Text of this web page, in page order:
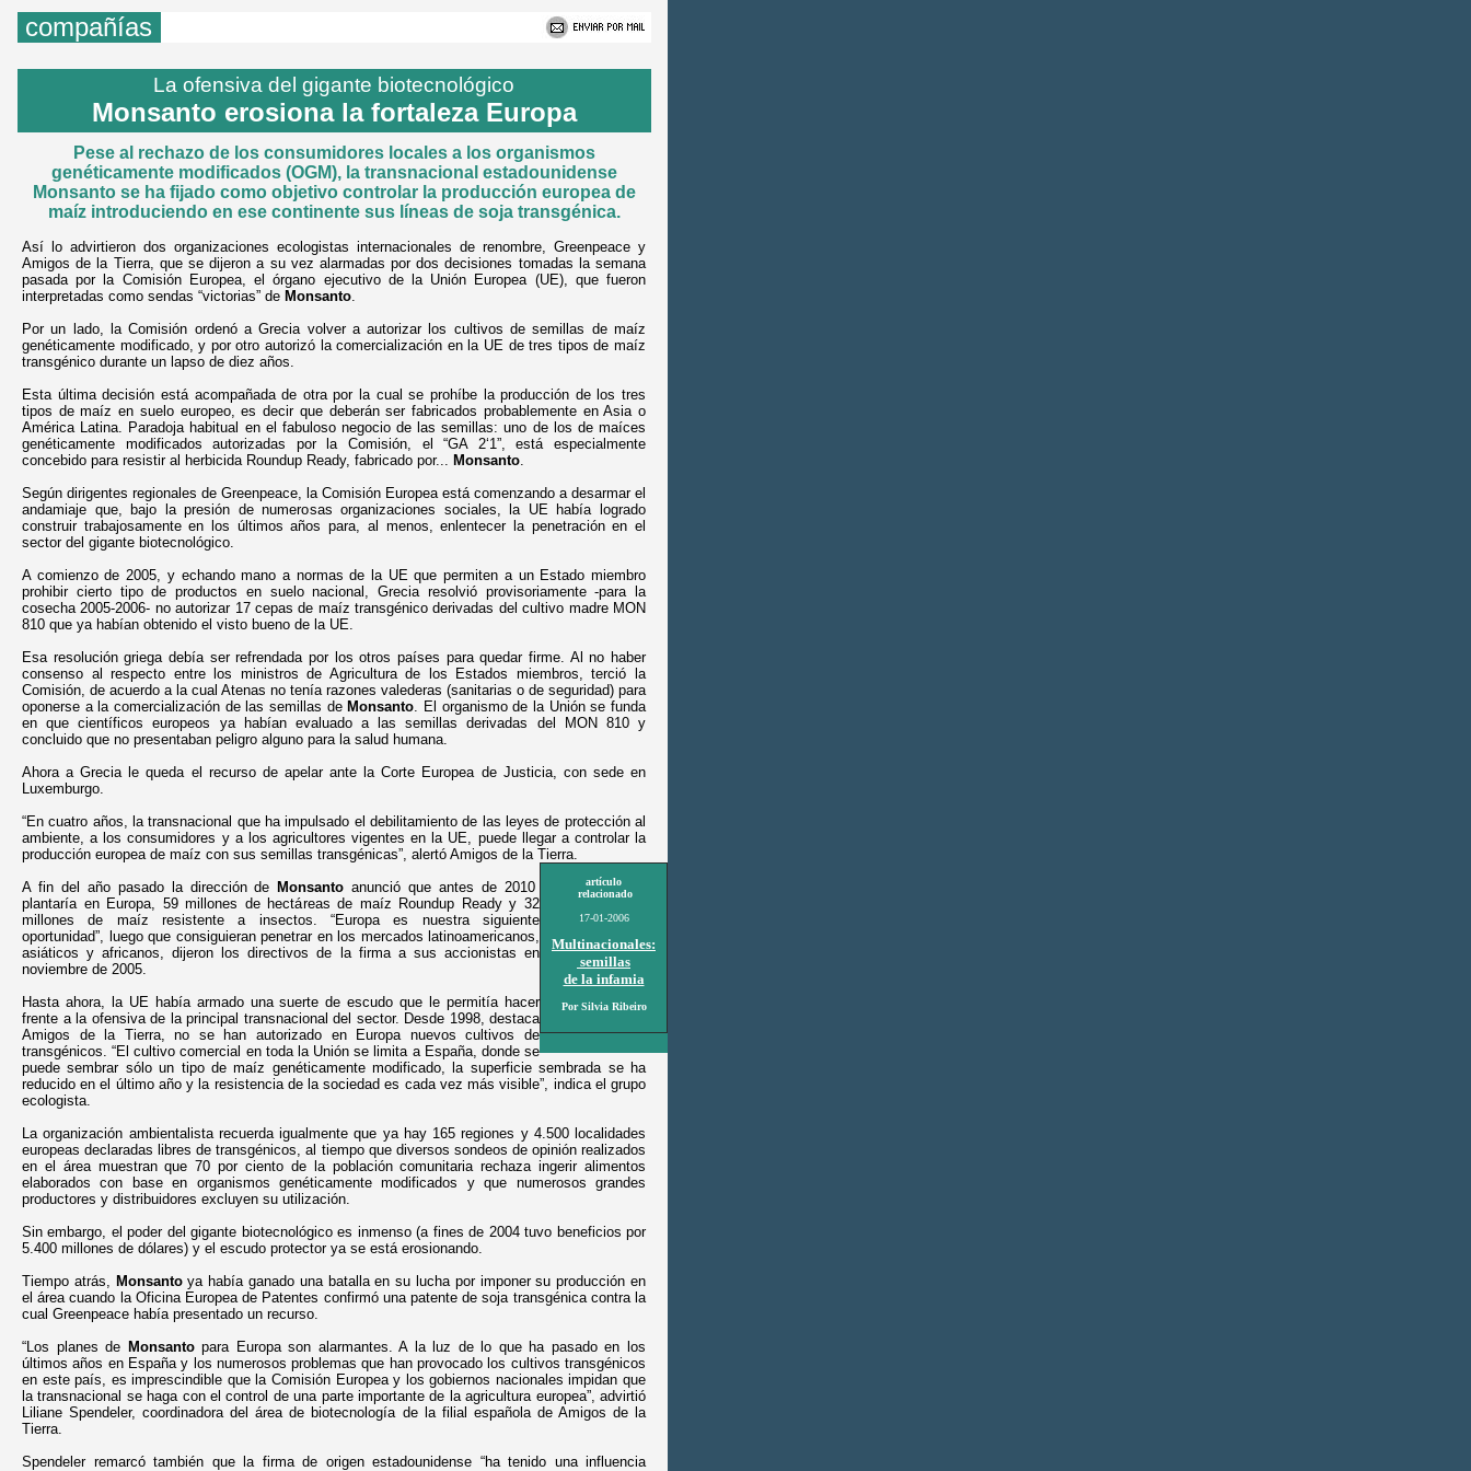
compañías
La ofensiva del gigante biotecnológico
Monsanto erosiona la fortaleza Europa
Pese al rechazo de los consumidores locales a los organismos
genéticamente modificados (OGM), la transnacional estadounidense
Monsanto se ha fijado como objetivo controlar la producción europea de
maíz introduciendo en ese continente sus líneas de soja transgénica.
Así lo advirtieron dos organizaciones ecologistas internacionales de renombre, Greenpeace y
Amigos de la Tierra, que se dijeron a su vez alarmadas por dos decisiones tomadas la semana
pasada por la Comisión Europea, el órgano ejecutivo de la Unión Europea (UE), que fueron
interpretadas como sendas “victorias” de Monsanto.
Por un lado, la Comisión ordenó a Grecia volver a autorizar los cultivos de semillas de maíz
genéticamente modificado, y por otro autorizó la comercialización en la UE de tres tipos de maíz
transgénico durante un lapso de diez años.
Esta última decisión está acompañada de otra por la cual se prohíbe la producción de los tres
tipos de maíz en suelo europeo, es decir que deberán ser fabricados probablemente en Asia o
América Latina. Paradoja habitual en el fabuloso negocio de las semillas: uno de los de maíces
genéticamente modificados autorizadas por la Comisión, el “GA 2‘1”, está especialmente
concebido para resistir al herbicida Roundup Ready, fabricado por... Monsanto.
Según dirigentes regionales de Greenpeace, la Comisión Europea está comenzando a desarmar el
andamiaje que, bajo la presión de numerosas organizaciones sociales, la UE había logrado
construir trabajosamente en los últimos años para, al menos, enlentecer la penetración en el
sector del gigante biotecnológico.
A comienzo de 2005, y echando mano a normas de la UE que permiten a un Estado miembro
prohibir cierto tipo de productos en suelo nacional, Grecia resolvió provisoriamente -para la
cosecha 2005-2006- no autorizar 17 cepas de maíz transgénico derivadas del cultivo madre MON
810 que ya habían obtenido el visto bueno de la UE.
Esa resolución griega debía ser refrendada por los otros países para quedar firme. Al no haber
consenso al respecto entre los ministros de Agricultura de los Estados miembros, terció la
Comisión, de acuerdo a la cual Atenas no tenía razones valederas (sanitarias o de seguridad) para
oponerse a la comercialización de las semillas de Monsanto. El organismo de la Unión se funda
en que científicos europeos ya habían evaluado a las semillas derivadas del MON 810 y
concluido que no presentaban peligro alguno para la salud humana.
Ahora a Grecia le queda el recurso de apelar ante la Corte Europea de Justicia, con sede en
Luxemburgo.
“En cuatro años, la transnacional que ha impulsado el debilitamiento de las leyes de protección al
ambiente, a los consumidores y a los agricultores vigentes en la UE, puede llegar a controlar la
producción europea de maíz con sus semillas transgénicas”, alertó Amigos de la Tierra.
artículo
relacionado
17-01-2006
Multinacionales:
semillas
de la infamia
Por Silvia Ribeiro
A fin del año pasado la dirección de Monsanto anunció que antes de 2010
plantaría en Europa, 59 millones de hectáreas de maíz Roundup Ready y 32
millones de maíz resistente a insectos. “Europa es nuestra siguiente
oportunidad”, luego que consiguieran penetrar en los mercados latinoamericanos,
asiáticos y africanos, dijeron los directivos de la firma a sus accionistas en
noviembre de 2005.
Hasta ahora, la UE había armado una suerte de escudo que le permitía hacer
frente a la ofensiva de la principal transnacional del sector. Desde 1998, destaca
Amigos de la Tierra, no se han autorizado en Europa nuevos cultivos de
transgénicos. “El cultivo comercial en toda la Unión se limita a España, donde se
puede sembrar sólo un tipo de maíz genéticamente modificado, la superficie sembrada se ha
reducido en el último año y la resistencia de la sociedad es cada vez más visible”, indica el grupo
ecologista.
La organización ambientalista recuerda igualmente que ya hay 165 regiones y 4.500 localidades
europeas declaradas libres de transgénicos, al tiempo que diversos sondeos de opinión realizados
en el área muestran que 70 por ciento de la población comunitaria rechaza ingerir alimentos
elaborados con base en organismos genéticamente modificados y que numerosos grandes
productores y distribuidores excluyen su utilización.
Sin embargo, el poder del gigante biotecnológico es inmenso (a fines de 2004 tuvo beneficios por
5.400 millones de dólares) y el escudo protector ya se está erosionando.
Tiempo atrás, Monsantoya había ganado una batalla en su lucha por imponer su producción en
el área cuando la Oficina Europea de Patentes confirmó una patente de soja transgénica contra la
cual Greenpeace había presentado un recurso.
“Los planes de Monsantopara Europa son alarmantes. A la luz de lo que ha pasado en los
últimos años en España y los numerosos problemas que han provocado los cultivos transgénicos
en este país, es imprescindible que la Comisión Europea y los gobiernos nacionales impidan que
la transnacional se haga con el control de una parte importante de la agricultura europea”, advirtió
Liliane Spendeler, coordinadora del área de biotecnología de la filial española de Amigos de la
Tierra.
Spendeler remarcó también que la firma de origen estadounidense “ha tenido una influencia